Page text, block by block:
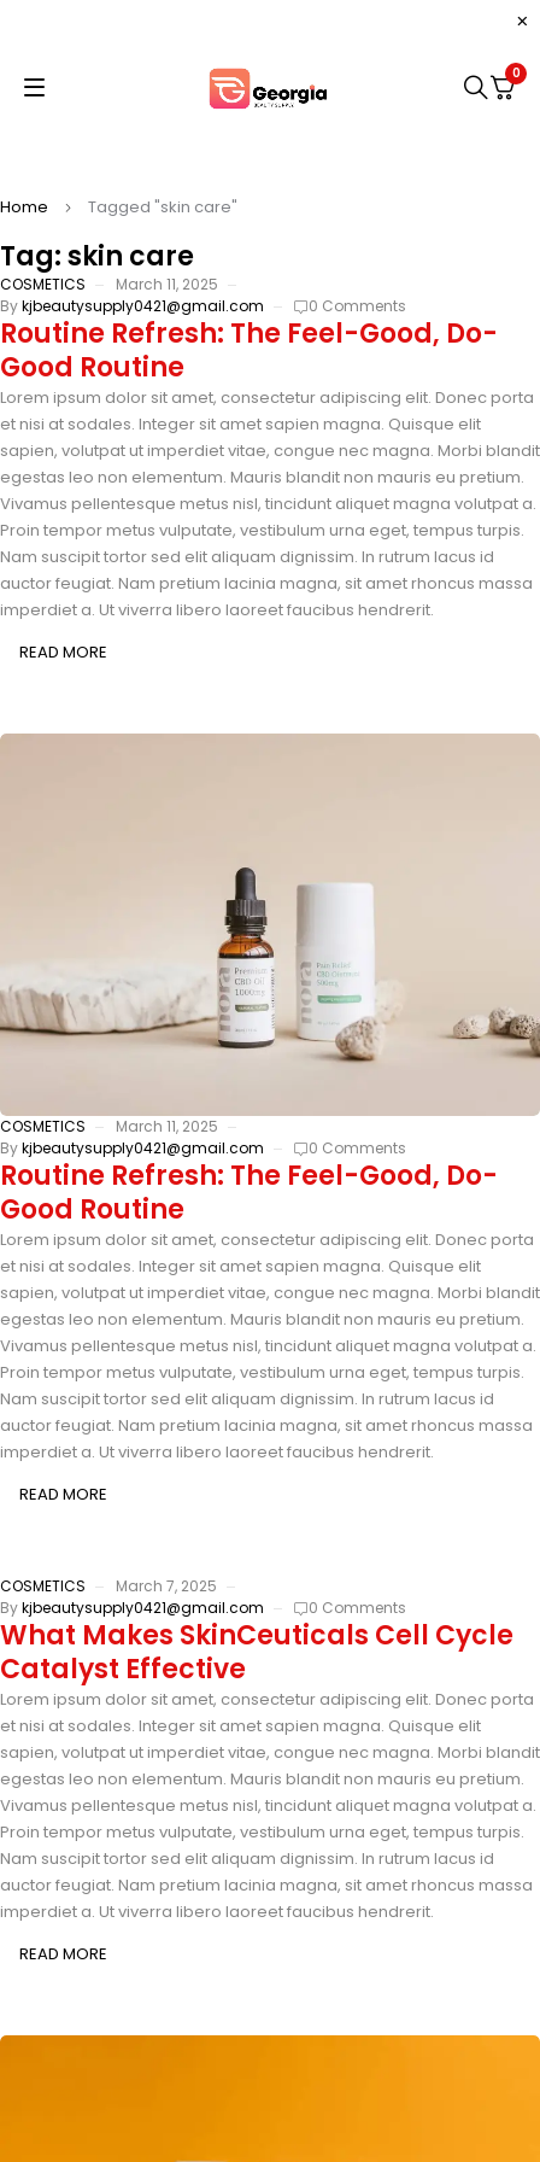
0
Tag: skin care
Home Tagged "skin care"
COSMETICS
March 11, 2025
Bykjbeautysupply0421@gmail.com 0 Comments
Routine Refresh: The Feel-Good, Do-
Good Routine
Lorem ipsum dolor sit amet, consectetur adipiscing elit. Donec porta
et nisi at sodales. Integer sit amet sapien magna. Quisque elit
sapien, volutpat ut imperdiet vitae, congue nec magna. Morbi blandit
egestas leo non elementum. Mauris blandit non mauris eu pretium.
Vivamus pellentesque metus nisl, tincidunt aliquet magna volutpat a.
Proin tempor metus vulputate, vestibulum urna eget, tempus turpis.
Nam suscipit tortor sed elit aliquam dignissim. In rutrum lacus id
auctor feugiat. Nam pretium lacinia magna, sit amet rhoncus massa
imperdiet a. Ut viverra libero laoreet faucibus hendrerit.
READ MORE
COSMETICS
March 11, 2025
Bykjbeautysupply0421@gmail.com 0 Comments
Routine Refresh: The Feel-Good, Do-
Good Routine
Lorem ipsum dolor sit amet, consectetur adipiscing elit. Donec porta
et nisi at sodales. Integer sit amet sapien magna. Quisque elit
sapien, volutpat ut imperdiet vitae, congue nec magna. Morbi blandit
egestas leo non elementum. Mauris blandit non mauris eu pretium.
Vivamus pellentesque metus nisl, tincidunt aliquet magna volutpat a.
Proin tempor metus vulputate, vestibulum urna eget, tempus turpis.
Nam suscipit tortor sed elit aliquam dignissim. In rutrum lacus id
auctor feugiat. Nam pretium lacinia magna, sit amet rhoncus massa
imperdiet a. Ut viverra libero laoreet faucibus hendrerit.
READ MORE
COSMETICS
March 7, 2025
Bykjbeautysupply0421@gmail.com 0 Comments
What Makes SkinCeuticals Cell Cycle
Catalyst Effective
Lorem ipsum dolor sit amet, consectetur adipiscing elit. Donec porta
et nisi at sodales. Integer sit amet sapien magna. Quisque elit
sapien, volutpat ut imperdiet vitae, congue nec magna. Morbi blandit
egestas leo non elementum. Mauris blandit non mauris eu pretium.
Vivamus pellentesque metus nisl, tincidunt aliquet magna volutpat a.
Proin tempor metus vulputate, vestibulum urna eget, tempus turpis.
Nam suscipit tortor sed elit aliquam dignissim. In rutrum lacus id
auctor feugiat. Nam pretium lacinia magna, sit amet rhoncus massa
imperdiet a. Ut viverra libero laoreet faucibus hendrerit.
READ MORE